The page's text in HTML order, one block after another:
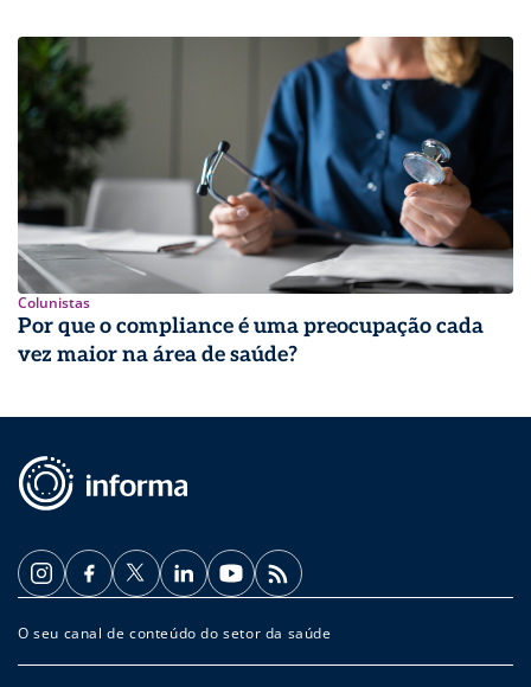
Colunistas
Por que o compliance é uma preocupação cada
vez maior na área de saúde?
O seu canal de conteúdo do setor da saúde